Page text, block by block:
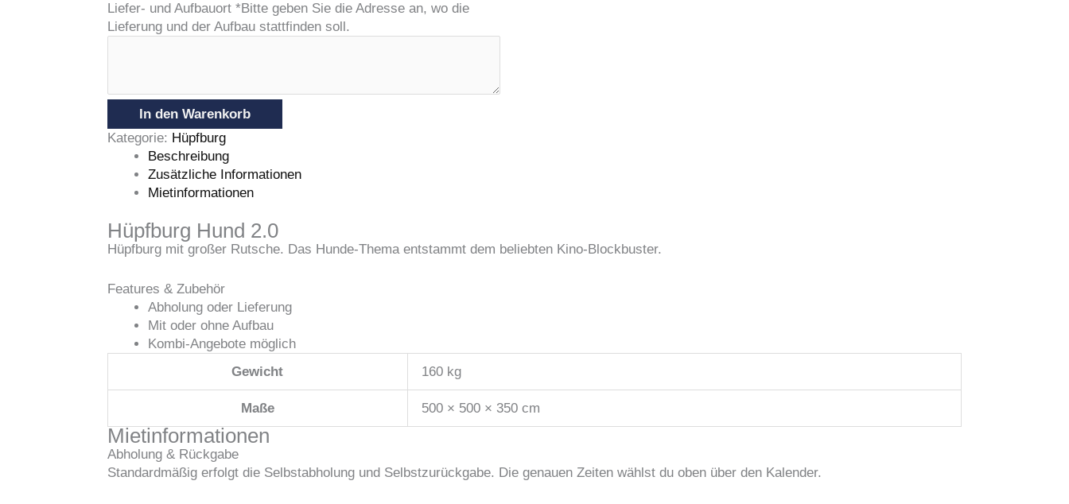
Liefer- und Aufbauort*Bitte geben Sie die Adresse an, wo die
Lieferung und der Aufbau stattfinden soll.
In den Warenkorb
Kategorie: Hüpfburg
Beschreibung
Zusätzliche Informationen
Mietinformationen
Hüpfburg Hund 2.0
Hüpfburg mit großer Rutsche. Das Hunde-Thema entstammt dem beliebten Kino-Blockbuster.
Features & Zubehör
Abholung oder Lieferung
Mit oder ohne Aufbau
Kombi-Angebote möglich
Gewicht
160 kg
Maße 500 × 500 × 350 cm
Mietinformationen
Abholung & Rückgabe
Standardmäßig erfolgt die Selbstabholung und Selbstzurückgabe. Die genauen Zeiten wählst du oben über den Kalender.